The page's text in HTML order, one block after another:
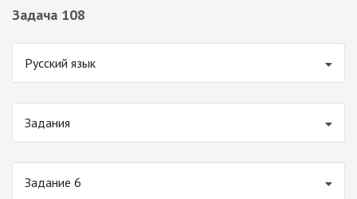
Задача 108
Русский язык
Задания
Задание 6